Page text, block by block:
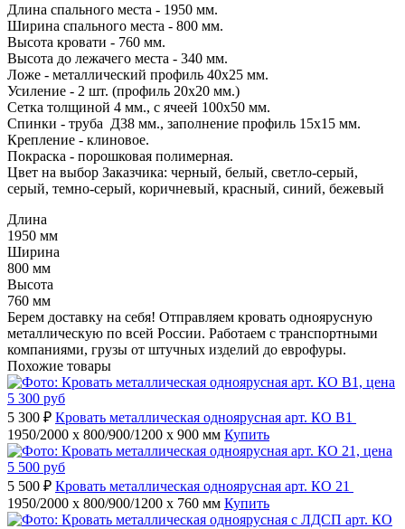
Длина спального места - 1950 мм.
Ширина спального места - 800 мм.
Высота кровати - 760 мм.
Высота до лежачего места - 340 мм.
Ложе - металлический профиль 40х25 мм.
Усиление - 2 шт. (профиль 20х20 мм.)
Сетка толщиной 4 мм., с ячеей 100х50 мм.
Спинки - труба Д38 мм., заполнение профиль 15х15 мм.
Крепление - клиновое.
Покраска - порошковая полимерная.
Цвет на выбор Заказчика: черный, белый, светло-серый,
серый, темно-серый, коричневый, красный, синий, бежевый
Длина
1950 мм
Ширина
800 мм
Высота
760 мм
Берем доставку на себя! Отправляем кровать одноярусную
металлическую по всей России. Работаем с транспортными
компаниями, грузы от штучных изделий до еврофуры.
Похожие товары
5 300 ₽ Кровать металлическая одноярусная арт. КО В1
1950/2000 x 800/900/1200 x 900 мм Купить
5 500 ₽ Кровать металлическая одноярусная арт. КО 21
1950/2000 x 800/900/1200 x 760 мм Купить